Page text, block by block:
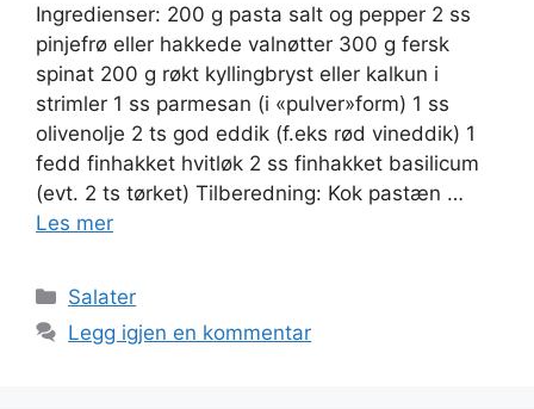
Ingredienser: 200 g pasta salt og pepper 2 ss
pinjefrø eller hakkede valnøtter 300 g fersk
spinat 200 g røkt kyllingbryst eller kalkun i
strimler 1 ss parmesan (i «pulver»form) 1 ss
olivenolje 2 ts god eddik (f.eks rød vineddik) 1
fedd finhakket hvitløk 2 ss finhakket basilicum
(evt. 2 ts tørket) Tilberedning: Kok pastæn …
Les mer
Kategorier
Salater
Legg igjen en kommentar